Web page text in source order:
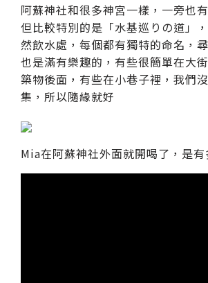
阿蘇神社和很多神宮一樣，一旁也
但比較特別的是「水基巡りの道」
然飲水處，每個都有獨特的命名，
也是滿有樂趣的，有些很簡單在大
築物後面，有些在小巷子裡，我們
集，所以隨緣就好
Mia在阿蘇神社外面就開喝了，是有